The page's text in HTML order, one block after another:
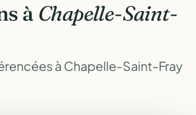
à Chapelle-Saint-
à Chapelle-Saint-Fray